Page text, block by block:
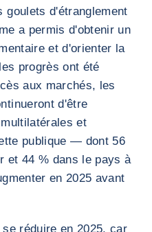
goulets d'étranglement
a permis d'obtenir un
et d'orienter la
progrès ont été
aux marchés, les
d'être
et
publique — dont 56
et 44 % dans le pays à
en 2025 avant
réduire en 2025, car